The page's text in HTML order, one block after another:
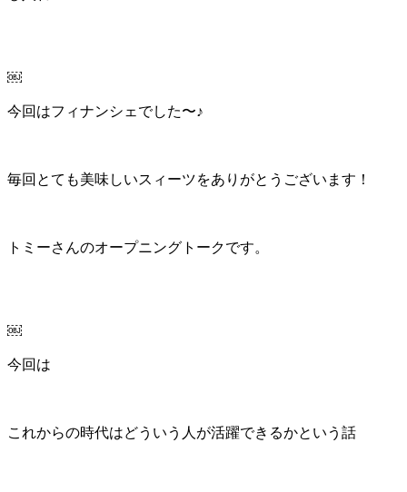
￼
今回はフィナンシェでした〜♪
毎回とても美味しいスィーツをありがとうございます！
トミーさんのオープニングトークです。
￼
今回は
これからの時代はどういう人が活躍できるかという話